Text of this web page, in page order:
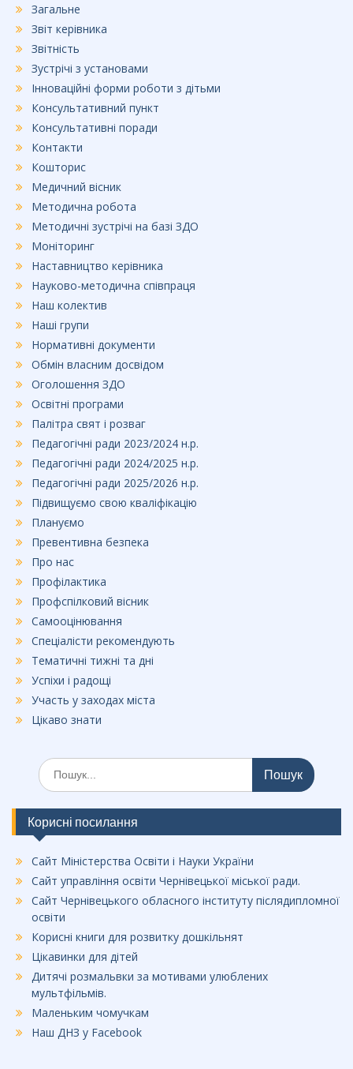
Загальне
Звіт керівника
Звітність
Зустрічі з установами
Інноваційні форми роботи з дітьми
Консультативний пункт
Консультативні поради
Контакти
Кошторис
Медичний вісник
Методична робота
Методичні зустрічі на базі ЗДО
Моніторинг
Наставництво керівника
Науково-методична співпраця
Наш колектив
Наші групи
Нормативні документи
Обмін власним досвідом
Оголошення ЗДО
Освітні програми
Палітра свят і розваг
Педагогічні ради 2023/2024 н.р.
Педагогічні ради 2024/2025 н.р.
Педагогічні ради 2025/2026 н.р.
Підвищуємо свою кваліфікацію
Плануємо
Превентивна безпека
Про нас
Профілактика
Профспілковий вісник
Самооцінювання
Спеціалісти рекомендують
Тематичні тижні та дні
Успіхи і радощі
Участь у заходах міста
Цікаво знати
Шукати:
Корисні посилання
Сайт Міністерства Освіти і Науки України
Сайт управління освіти Чернівецької міської ради.
Сайт Чернівецького обласного інституту післядипломної
освіти
Корисні книги для розвитку дошкільнят
Цікавинки для дітей
Дитячі розмальвки за мотивами улюблених
мультфільмів.
Маленьким чомучкам
Наш ДНЗ у Facebook